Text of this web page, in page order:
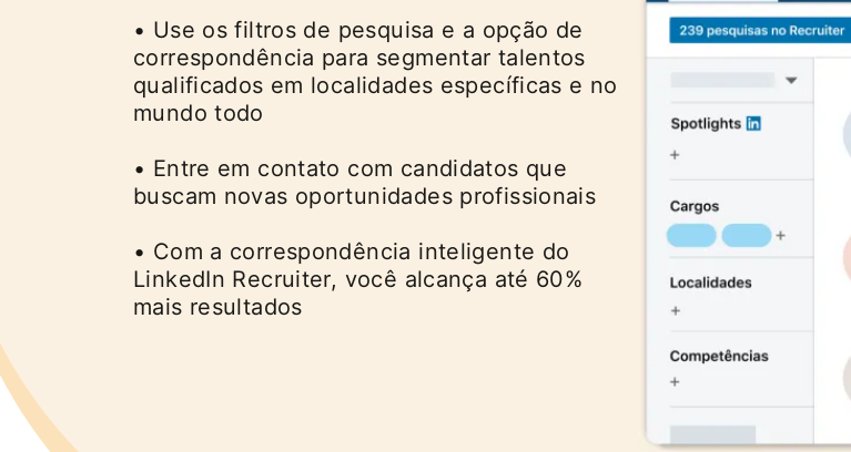
• Use os filtros de pesquisa e a opção de
correspondência para segmentar talentos
qualificados em localidades específicas e no
mundo todo
• Entre em contato com candidatos que
buscam novas oportunidades profissionais
• Com a correspondência inteligente do
LinkedIn Recruiter, você alcança até 60%
mais resultados